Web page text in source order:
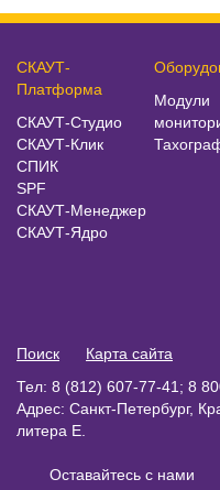
СКАУТ-
Платформа
СКАУТ-Студио
СКАУТ-Клик
СПИК
SPF
СКАУТ-Менеджер
СКАУТ-Ядро
Модули
Поиск
Карта сайта
Тел: 8 (812) 607-77-41; 8
Адрес: Санкт-Петербург,
литера Е.
Оставайтесь с нами